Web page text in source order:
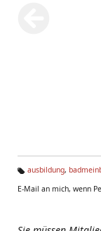
g
ausbildung,
E-Mail an mich, wenn